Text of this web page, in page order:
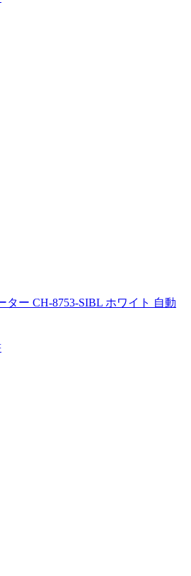
ター CH-8753-SIBL ホワイト 自動